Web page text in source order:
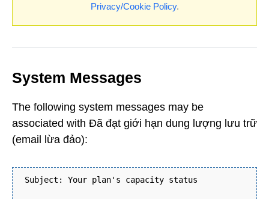
Privacy/Cookie Policy.
System Messages
The following system messages may be
associated with Đã đạt giới hạn dung lượng lưu trữ
(email lừa đảo):
Subject: Your plan's capacity status